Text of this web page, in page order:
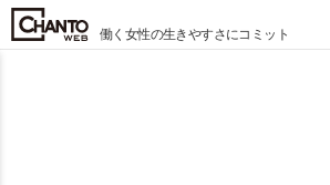
働く女性の生きやすさにコミット